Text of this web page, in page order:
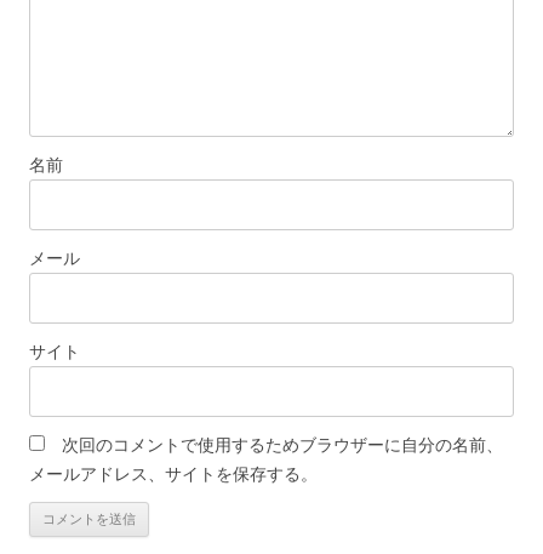
名前
メール
サイト
次回のコメントで使用するためブラウザーに自分の名前、
メールアドレス、サイトを保存する。